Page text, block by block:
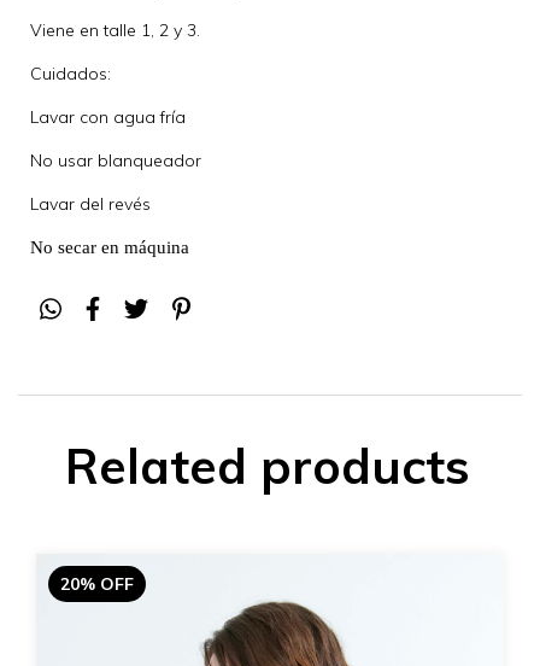
Viene en talle 1, 2 y 3.
Cuidados:
Lavar con agua fría
No usar blanqueador
Lavar del revés
No secar en máquina
Related products
20% OFF